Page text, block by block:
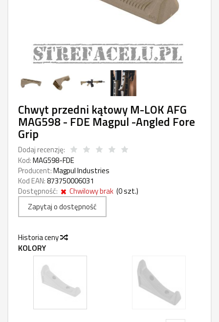
Chwyt przedni kątowy M-LOK AFG
MAG598 - FDE Magpul -Angled Fore
Grip
Dodaj recenzję:
Kod:MAG598-FDE
Producent:Magpul Industries
Kod EAN:873750006031
Dostępność:
Chwilowy brak (0szt.)
Zapytaj o dostępność
Historia ceny
KOLORY